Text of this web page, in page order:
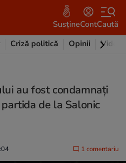
SusțineContCaută
Criză politică Opinii Video
au fost condamnați
de la Salonic
1 comentariu